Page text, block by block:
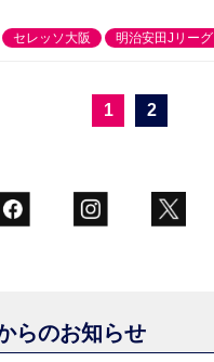
セレッソ大阪 明治安田Jリーグ
1 2
らのお知らせ